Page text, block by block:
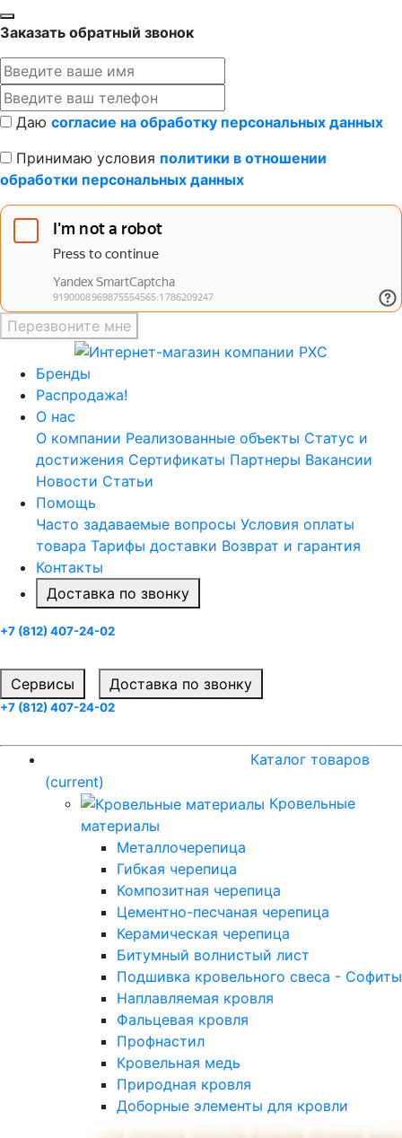
Заказать обратный звонок
Даю согласие на обработку персональных данных
Принимаю условия политики в отношении
обработки персональных данных
Перезвоните мне
Бренды
Распродажа!
О нас
О компании Реализованные объекты Статус и
достижения Сертификаты Партнеры Вакансии
Новости Статьи
Помощь
Часто задаваемые вопросы Условия оплаты
товара Тарифы доставки Возврат и гарантия
Контакты
Доставка по звонку
+7 (812) 407-24-02
Cервисы
Доставка по звонку
+7 (812) 407-24-02
Каталог товаров
(current)
Кровельные
материалы
Металлочерепица
Гибкая черепица
Композитная черепица
Цементно-песчаная черепица
Керамическая черепица
Битумный волнистый лист
Подшивка кровельного свеса - Софиты
Наплавляемая кровля
Фальцевая кровля
Профнастил
Кровельная медь
Природная кровля
Доборные элементы для кровли